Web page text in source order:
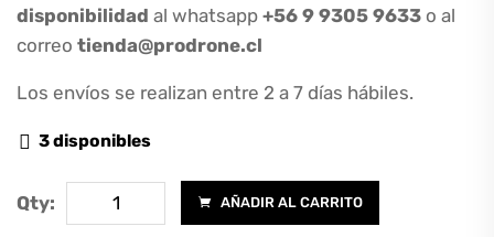
disponibilidad al whatsapp +56 9 9305 9633 o al
correo tienda@prodrone.cl
Los envíos se realizan entre 2 a 7 días hábiles.
3 disponibles
Qty: Cargador
múltiple
AÑADIR AL CARRITO